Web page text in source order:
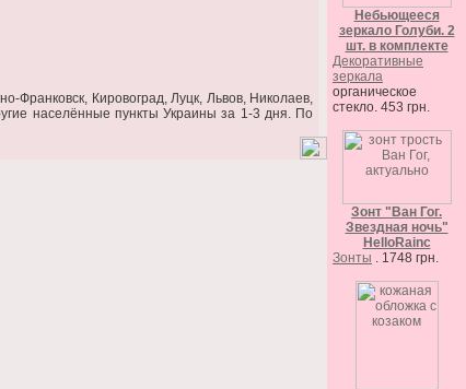
Франковск, Кировоград, Луцк, Львов, Николаев,
населённые пункты Украины за 1-3 дня. По
Небьющееся
зеркало Голуби. 2
шт. в комплекте
Декоративные
зеркала
органическое
стекло. 453 грн.
Зонт "Ван Гог.
Звездная ночь"
HelloRainc
Зонты . 1748 грн.